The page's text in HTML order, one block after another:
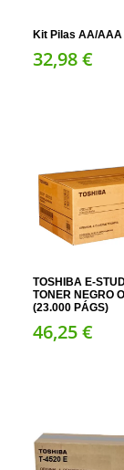
Kit Pilas AA/AAA
32,98€
TOSHIBA E-
TONER NEGRO
(23.000 PÁGS)
46,25€